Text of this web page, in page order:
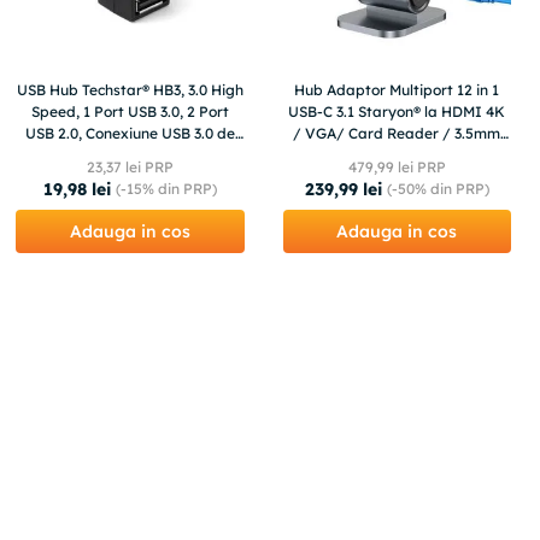
USB Hub Techstar® HB3, 3.0 High
Speed, 1 Port USB 3.0, 2 Port
USB 2.0, Conexiune USB 3.0 de
23,37 lei PRP
19,98 lei (-15%din PRP)
Adauga in cos
Hub Adaptor Multiport 12 in 1
USB-C 3.1 Staryon® la HDMI 4K
/ VGA/ Card Reader / 3.5mm
479,99 lei PRP
239,99 lei (-50%din PRP)
Adauga in cos